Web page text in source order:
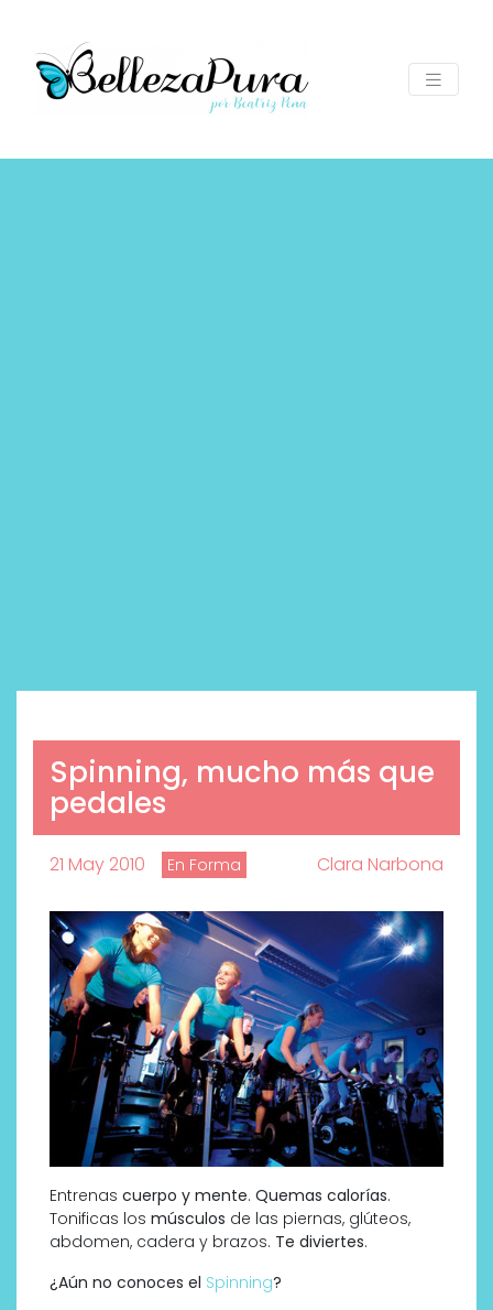
Spinning, mucho más que
pedales
21 May 2010 En Forma Clara Narbona
Entrenas cuerpo y mente. Quemas calorías.
Tonificas los músculos de las piernas, glúteos,
abdomen, cadera y brazos. Te diviertes.
¿Aún no conoces el Spinning?